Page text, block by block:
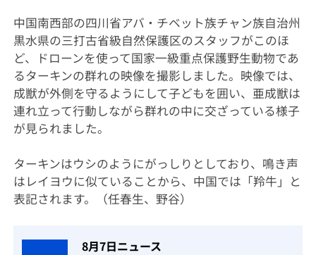
中国南西部の四川省アバ・チベット族チャン族自治州
黒水県の三打古省級自然保護区のスタッフがこのほ
ど、ドローンを使って国家一級重点保護野生動物であ
るターキンの群れの映像を撮影しました。映像では、
成獣が外側を守るようにして子どもを囲い、亜成獣は
連れ立って行動しながら群れの中に交ざっている様子
が見られました。
ターキンはウシのようにがっしりとしており、鳴き声
はレイヨウに似ていることから、中国では「羚牛」と
表記されます。（任春生、野谷）
8月7日ニュース